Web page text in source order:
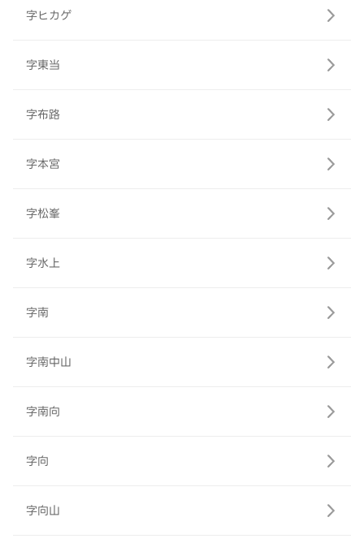
字ヒカゲ
字東当
字布路
字本宮
字松峯
字水上
字南
字南中山
字南向
字向
字向山